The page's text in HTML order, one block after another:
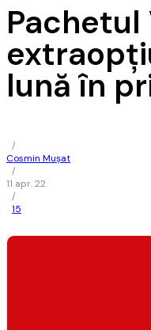
lună în
/
Cosmin Mușat
/
11 apr. 22
/
15